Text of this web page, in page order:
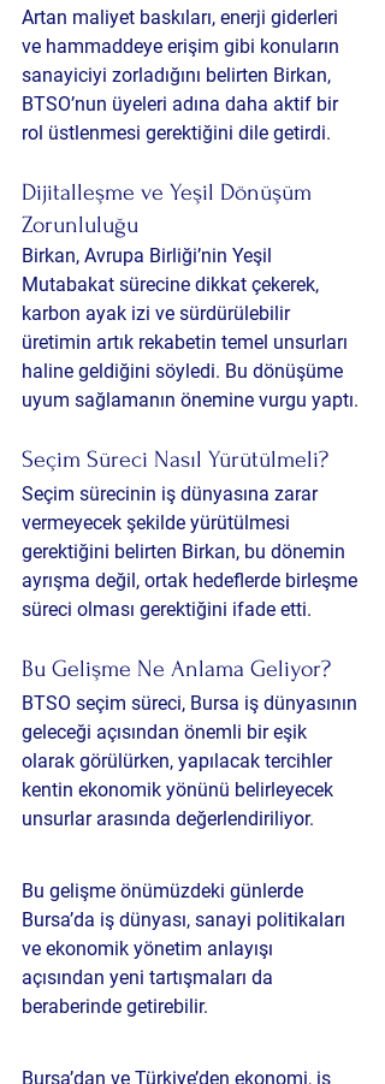
Artan maliyet baskıları, enerji giderleri
ve hammaddeye erişim gibi konuların
sanayiciyi zorladığını belirten Birkan,
BTSO’nun üyeleri adına daha aktif bir
rol üstlenmesi gerektiğini dile getirdi.
Dijitalleşme ve Yeşil Dönüşüm
Zorunluluğu
Birkan, Avrupa Birliği’nin Yeşil
Mutabakat sürecine dikkat çekerek,
karbon ayak izi ve sürdürülebilir
üretimin artık rekabetin temel unsurları
haline geldiğini söyledi. Bu dönüşüme
uyum sağlamanın önemine vurgu yaptı.
Seçim Süreci Nasıl Yürütülmeli?
Seçim sürecinin iş dünyasına zarar
vermeyecek şekilde yürütülmesi
gerektiğini belirten Birkan, bu dönemin
ayrışma değil, ortak hedeflerde birleşme
süreci olması gerektiğini ifade etti.
Bu Gelişme Ne Anlama Geliyor?
BTSO seçim süreci, Bursa iş dünyasının
geleceği açısından önemli bir eşik
olarak görülürken, yapılacak tercihler
kentin ekonomik yönünü belirleyecek
unsurlar arasında değerlendiriliyor.
Bu gelişme önümüzdeki günlerde
Bursa’da iş dünyası, sanayi politikaları
ve ekonomik yönetim anlayışı
açısından yeni tartışmaları da
beraberinde getirebilir.
Bursa’dan ve Türkiye’den ekonomi, iş